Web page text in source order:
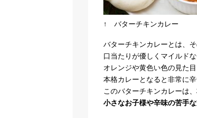
↑ バターチキンカレー
バターチキンカレーとは、
口当たりが優しくマイルドな
オレンジや黄色い色の見た
本格カレーとなると非常に
このバターチキンカレーは、
小さなお子様や辛味の苦手